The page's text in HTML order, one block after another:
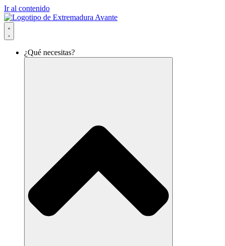
Ir al contenido
¿Qué necesitas?